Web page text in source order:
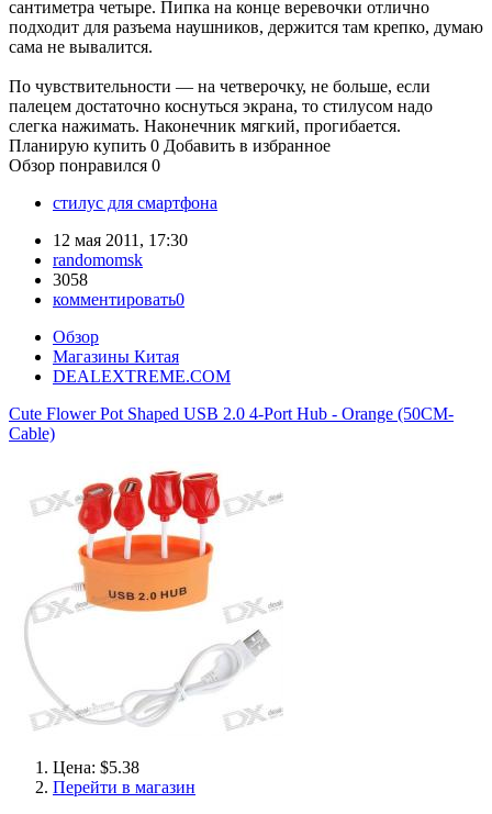
сантиметра четыре. Пипка на конце веревочки отлично
подходит для разъема наушников, держится там крепко, думаю
сама не вывалится.
По чувствительности — на четверочку, не больше, если
палецем достаточно коснуться экрана, то стилусом надо
слегка нажимать. Наконечник мягкий, прогибается.
Планирую купить 0 Добавить в избранное
Обзор понравился 0
стилус для смартфона
12 мая 2011, 17:30
randomomsk
3058
комментировать0
Обзор
Магазины Китая
DEALEXTREME.COM
Cute Flower Pot Shaped USB 2.0 4-Port Hub - Orange (50CM-
Cable)
Цена: $5.38
Перейти в магазин